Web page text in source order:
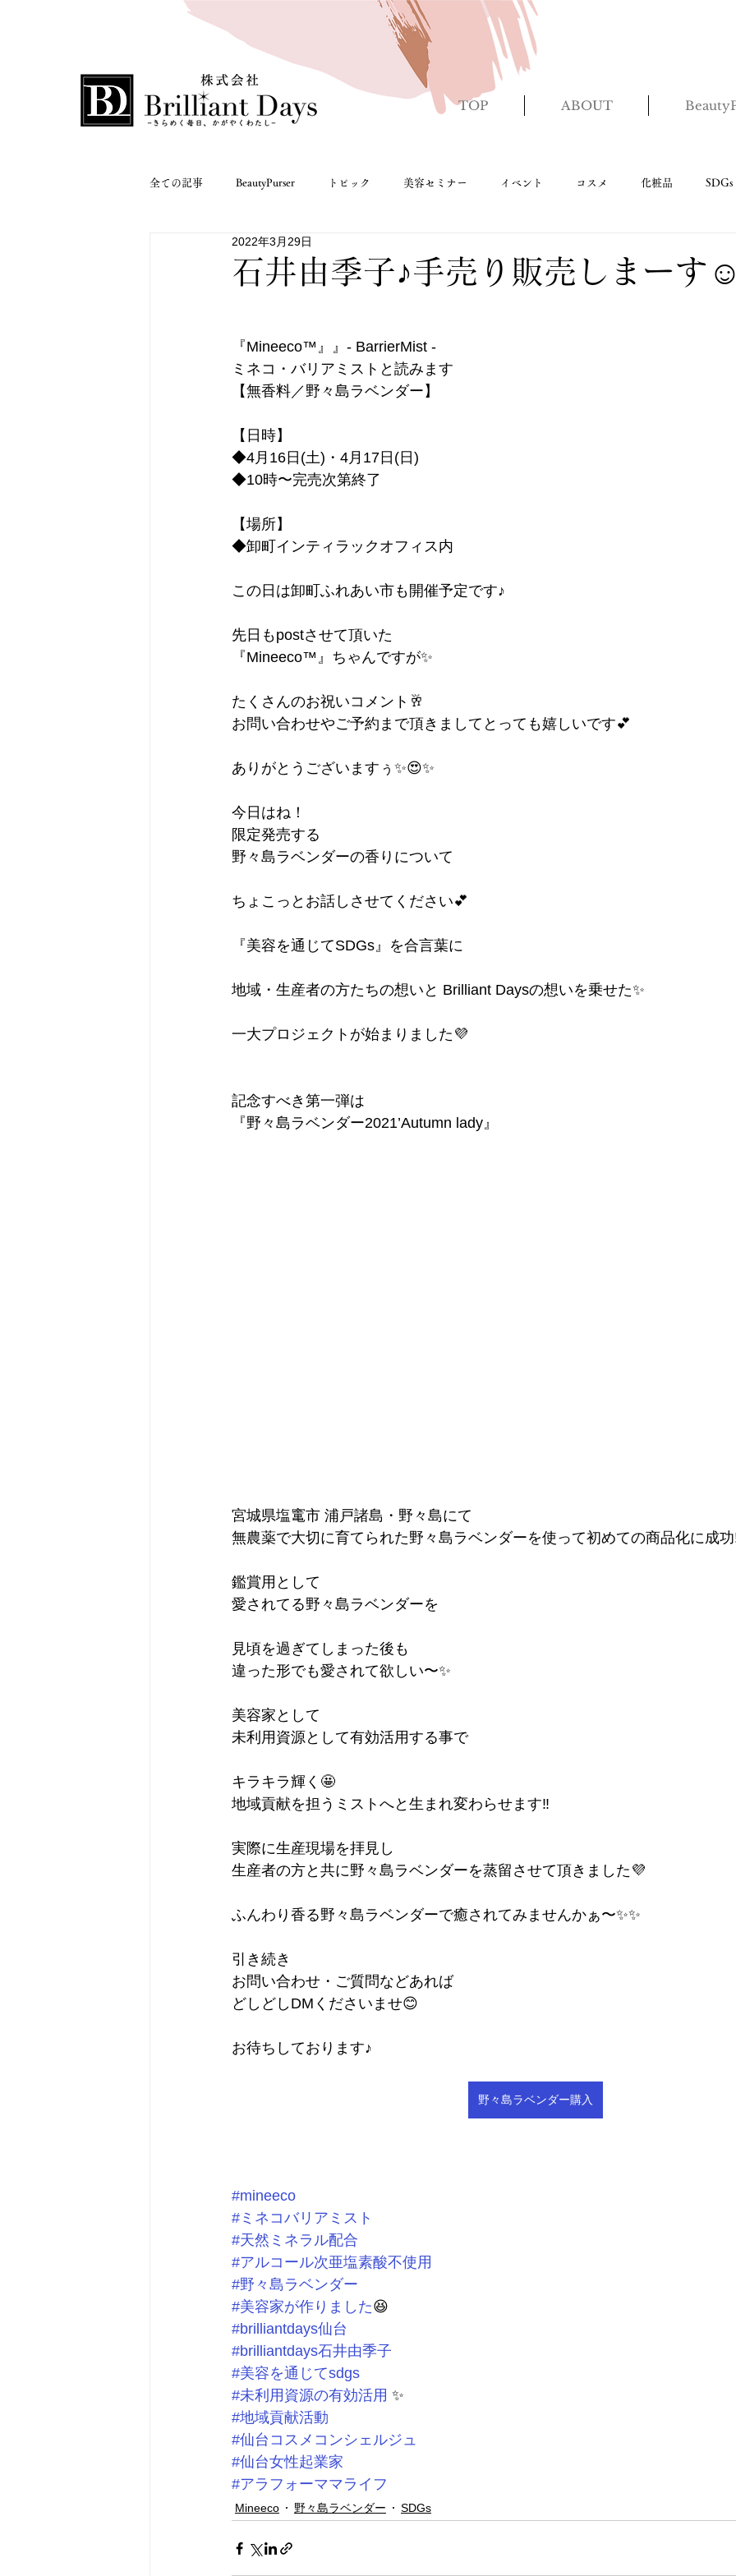
TOP ABOUT
全ての記事 BeautyPurser トピック 美容セミナー イベント コスメ 化粧品 SDGs
入店情報
石井由季子♪手売り販売しまーす
2022年3月29日
『Mineeco™』』- BarrierMist -
ミネコ・バリアミストと読みます
【無香料／野々島ラベンダー】
【日時】
◆4月16日(土)・4月17日(日)
◆10時〜完売次第終了
【場所】
◆卸町インティラックオフィス内
この日は卸町ふれあい市も開催予定です♪
先日もpostさせて頂いた
『Mineeco™』ちゃんですが✨
たくさんのお祝いコメント🥂
お問い合わせやご予約まで頂きましてとっても嬉しいです💕
ありがとうございますぅ✨😍✨
今日はね！
限定発売する
野々島ラベンダーの香りについて
ちょこっとお話しさせてください💕
『美容を通じてSDGs』を合言葉に
地域・生産者の方たちの想いと Brilliant Daysの想いを乗せた✨
一大プロジェクトが始まりました💜
記念すべき第一弾は
『野々島ラベンダー2021’Autumn lady』
宮城県塩竃市 浦戸諸島・野々島にて
無農薬で大切に育てられた野々島ラベンダーを使って初めての商品化に成
​鑑賞用として
愛されてる野々島ラベンダーを
見頃を過ぎてしまった後も
違った形でも愛されて欲しい〜✨
美容家として
未利用資源として有効活用する事で
キラキラ輝く🤩
地域貢献を担うミストへと生まれ変わらせます‼️
実際に生産現場を拝見し
生産者の方と共に野々島ラベンダーを蒸留させて頂きました💜
ふんわり香る野々島ラベンダーで癒されてみませんかぁ〜✨✨
引き続き
お問い合わせ・ご質問などあれば
どしどしDMくださいませ😊
お待ちしております♪
野々島ラベンダー購入
#mineeco
#ミネコバリアミスト
#天然ミネラル配合
#アルコール次亜塩素酸不使用
#野々島ラベンダー
#美容家が作りました😆
#brilliantdays仙台
#brilliantdays石井由季子
#美容を通じてsdgs
#未利用資源の有効活用 ✨
#地域貢献活動
#仙台コスメコンシェルジュ
#仙台女性起業家
#アラフォーママライフ
Mineeco 野々島ラベンダー SDGs